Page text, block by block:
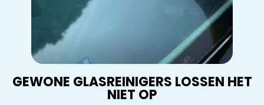
GEWONE GLASREINIGERS LOSSEN HET
NIET OP